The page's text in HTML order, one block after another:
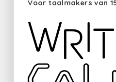
Voor taalmakers van